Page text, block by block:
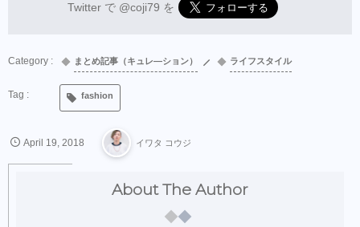
Twitter で @coji79 を
まとめ記事（キュレ―ション） ライフスタイル
fashion
April 19 2018 イワタ コウジ
About The Author